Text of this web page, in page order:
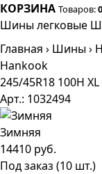
КОРЗИНА Товаров:0
Шины легковые
Главная › Шины›
Hankook
245/45R18 100H
Арт.: 1032494
Зимняя
14410 руб.
Под заказ (10 шт.)